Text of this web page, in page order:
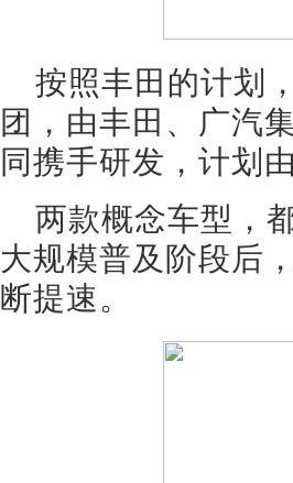
按照丰田的计划
团，由丰田、广汽
同携手研发，计划
两款概念车型，
大规模普及阶段后
断提速。